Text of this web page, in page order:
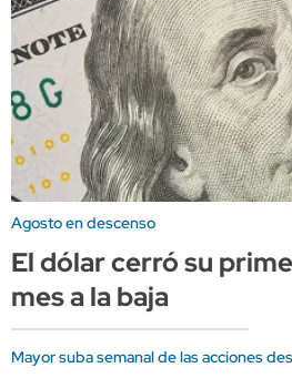
Agosto en descenso
El dólar cerró su
mes a la baja
Mayor suba semanal de las acciones